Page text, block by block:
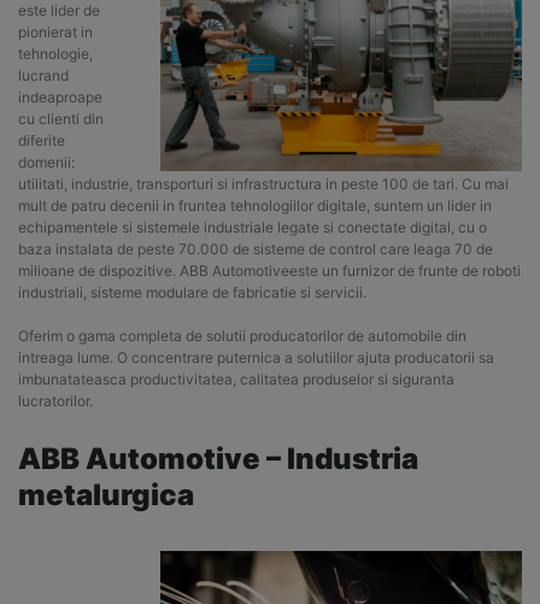
este lider de
pionierat in
tehnologie,
lucrand
indeaproape
cu clienti din
diferite
domenii:
utilitati, industrie, transporturi si infrastructura in peste 100 de tari. Cu mai
mult de patru decenii in fruntea tehnologiilor digitale, suntem un lider in
echipamentele si sistemele industriale legate si conectate digital, cu o
baza instalata de peste 70.000 de sisteme de control care leaga 70 de
milioane de dispozitive. ABB Automotiveeste un furnizor de frunte de roboti
industriali, sisteme modulare de fabricatie si servicii.
Oferim o gama completa de solutii producatorilor de automobile din
intreaga lume. O concentrare puternica a solutiilor ajuta producatorii sa
imbunatateasca productivitatea, calitatea produselor si siguranta
lucratorilor.
ABB Automotive – Industria
metalurgica